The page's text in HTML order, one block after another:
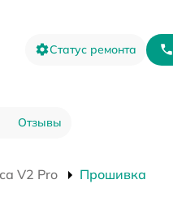
Статус ремонта
Отзывы
V2 Pro Прошивка